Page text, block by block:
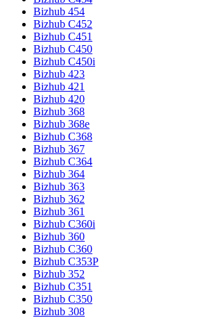
Bizhub 454
Bizhub C452
Bizhub C451
Bizhub C450
Bizhub C450i
Bizhub 423
Bizhub 421
Bizhub 420
Bizhub 368
Bizhub 368e
Bizhub C368
Bizhub 367
Bizhub C364
Bizhub 364
Bizhub 363
Bizhub 362
Bizhub 361
Bizhub C360i
Bizhub 360
Bizhub C360
Bizhub C353P
Bizhub 352
Bizhub C351
Bizhub C350
Bizhub 308